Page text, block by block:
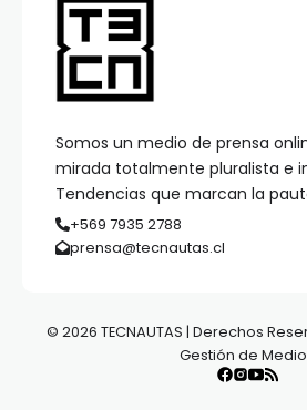
Somos un medio de prensa
mirada totalmente pluralista e
Tendencias que marcan la
+569 7935 2788
prensa@tecnautas.cl
© 2026 TECNAUTAS | Derechos
Gestión de